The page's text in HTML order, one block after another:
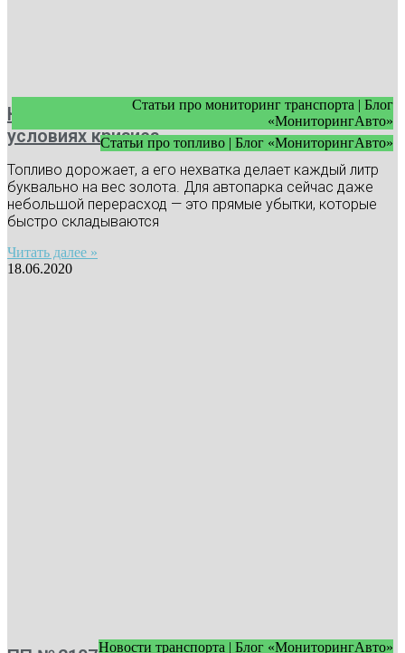
Статьи про мониторинг транспорта | Блог
«МониторингАвто»
Статьи про топливо | Блог «МониторингАвто»
Как экономить топливо в автопарке в
условиях кризиса
Топливо дорожает, а его нехватка делает каждый литр
буквально на вес золота. Для автопарка сейчас даже
небольшой перерасход — это прямые убытки, которые
быстро складываются
Читать далее »
18.06.2020
Новости транспорта | Блог «МониторингАвто»